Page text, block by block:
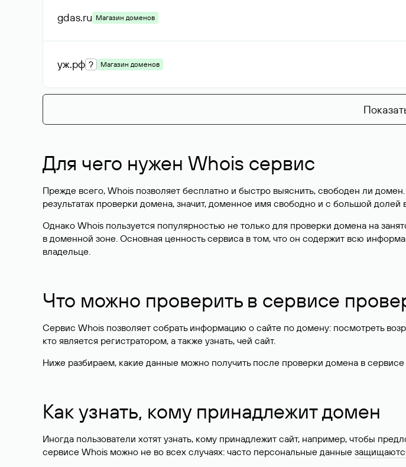
gdas.ru Магазин доменов
уж.рф ? Магазин доменов
Для чего нужен Whois сервис
Прежде всего, Whois позволяет бесплатно и быстро выяснить, свободен ли
результатах проверки домена, значит, доменное имя свободно и с большой долей
Однако Whois пользуется популярностью не только для проверки домена на
в доменной зоне. Основная ценность сервиса в том, что он содержит всю
владельце.
Что можно проверить в сервисе
Сервис Whois позволяет собрать информацию о сайте по домену: посмотреть
кто является регистратором, а также узнать, чей сайт.
Ниже разбираем, какие данные можно получить после проверки домена в сервисе
Как узнать, кому принадлежит домен
Иногда пользователи хотят узнать, кому принадлежит сайт, например, чтобы
сервисе Whois можно не во всех случаях: часто персональные данные